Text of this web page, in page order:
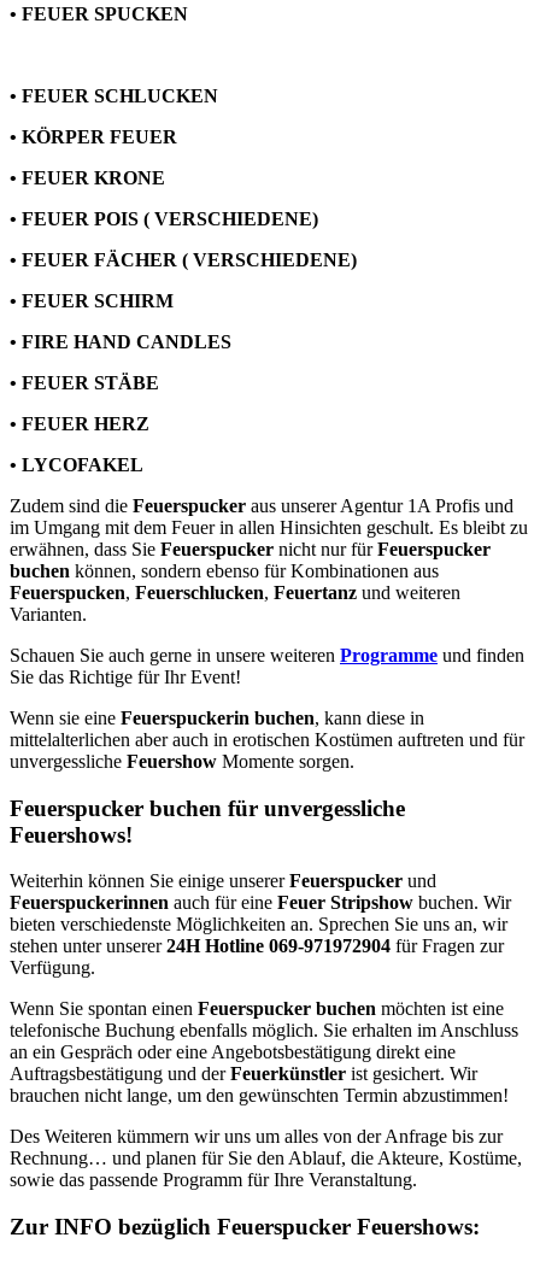
• FEUER SPUCKEN
• FEUER SCHLUCKEN
• KÖRPER FEUER
• FEUER KRONE
• FEUER POIS ( VERSCHIEDENE)
• FEUER FÄCHER ( VERSCHIEDENE)
• FEUER SCHIRM
• FIRE HAND CANDLES
• FEUER STÄBE
• FEUER HERZ
• LYCOFAKEL
Zudem sind die Feuerspucker aus unserer Agentur 1A Profis und
im Umgang mit dem Feuer in allen Hinsichten geschult. Es bleibt zu
erwähnen, dass Sie Feuerspucker nicht nur fürFeuerspucker
buchen können, sondern ebenso für Kombinationen aus
Feuerspucken, Feuerschlucken, Feuertanz und weiteren
Varianten.
Schauen Sie auch gerne in unsere weiteren Programme und finden
Sie das Richtige für Ihr Event!
Wenn sie eine Feuerspuckerin buchen, kann diese in
mittelalterlichen aber auch in erotischen Kostümen auftreten und für
unvergessliche Feuershow Momente sorgen.
Feuerspucker buchen für unvergessliche
Feuershows!
Weiterhin können Sie einige unsererFeuerspucker und
Feuerspuckerinnen auch für eine Feuer Stripshow buchen. Wir
bieten verschiedenste Möglichkeiten an. Sprechen Sie uns an, wir
stehen unter unserer24H Hotline 069-971972904 für Fragen zur
Verfügung.
Wenn Sie spontan einen Feuerspucker buchen möchten ist eine
telefonische Buchung ebenfalls möglich. Sie erhalten im Anschluss
an ein Gespräch oder eine Angebotsbestätigung direkt eine
Auftragsbestätigung und derFeuerkünstler ist gesichert. Wir
brauchen nicht lange, um den gewünschten Termin abzustimmen!
Des Weiteren kümmern wir uns um alles von der Anfrage bis zur
Rechnung… und planen für Sie den Ablauf, die Akteure, Kostüme,
sowie das passende Programm für Ihre Veranstaltung.
Zur INFO bezüglich Feuerspucker Feuershows: